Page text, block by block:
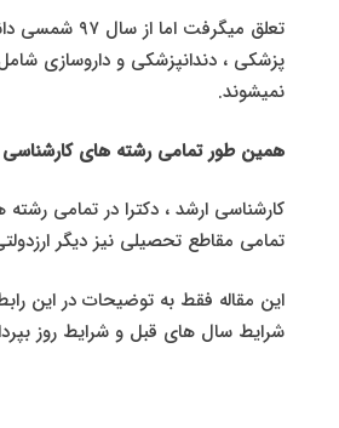
تعلق میگرفت
پزشکی ، دندانپزشکی و داروسازی
نمیشوند.
همین طور تمامی رشته های کارشناسی
کارشناسی ارشد ، دکترا در تمامی
تمامی مقاطع تحصیلی نیز دیگر
این مقاله فقط به توضیحات در این
شرایط سال های قبل و شرایط روز